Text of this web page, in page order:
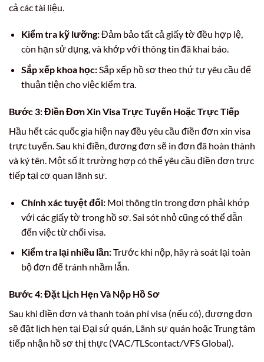
cả các tài liệu.
Kiểm tra kỹ lưỡng:Đảm bảo tất cả giấy tờ đều hợp lệ,
còn hạn sử dụng, và khớp với thông tin đã khai báo.
Sắp xếp khoa học:Sắp xếp hồ sơ theo thứ tự yêu cầu để
thuận tiện cho việc kiểm tra.
Bước 3: Điền Đơn Xin Visa Trực Tuyến Hoặc Trực Tiếp
Hầu hết các quốc gia hiện nay đều yêu cầu điền đơn xin visa
trực tuyến. Sau khi điền, đương đơn sẽ in đơn đã hoàn thành
và ký tên. Một số ít trường hợp có thể yêu cầu điền đơn trực
tiếp tại cơ quan lãnh sự.
Chính xác tuyệt đối:Mọi thông tin trong đơn phải khớp
với các giấy tờ trong hồ sơ. Sai sót nhỏ cũng có thể dẫn
đến việc từ chối visa.
Kiểm tra lại nhiều lần:Trước khi nộp, hãy rà soát lại toàn
bộ đơn để tránh nhầm lẫn.
Bước 4: Đặt Lịch Hẹn Và Nộp Hồ Sơ
Sau khi điền đơn và thanh toán phí visa (nếu có), đương đơn
sẽ đặt lịch hẹn tại Đại sứ quán, Lãnh sự quán hoặc Trung tâm
tiếp nhận hồ sơ thị thực (VAC/TLScontact/VFS Global).